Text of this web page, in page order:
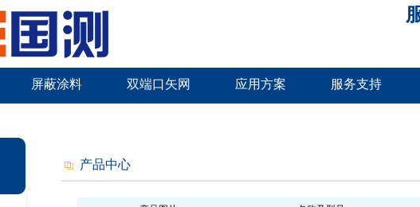
屏蔽涂料 双端口矢网 应用方案 服务支持
产品中心